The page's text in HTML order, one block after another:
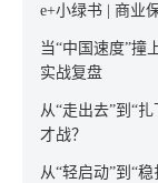
e+小绿书 | 商业
当“中国速度”撞
实战复盘
从“走出去”到“
才战？
从“轻启动”到“